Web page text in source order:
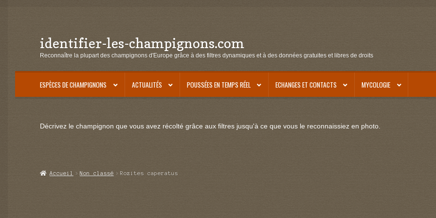
Aller
à
navigation
Aller
au
identifier-les-champignons.com
Reconnaître la plupart des champignons d'Europe grâce à des filtres dynamiques et à des données gratuites et libres de droits
ESPÈCES DE CHAMPIGNONS ACTUALITÉS POUSSÉES EN TEMPS RÉEL ECHANGES ET CONTACTS MYCOLOGIE
Décrivez le champignon que vous avez récolté grâce aux filtres jusqu'à ce que vous le reconnaissiez en photo.
Accueil Non classé Rozites caperatus